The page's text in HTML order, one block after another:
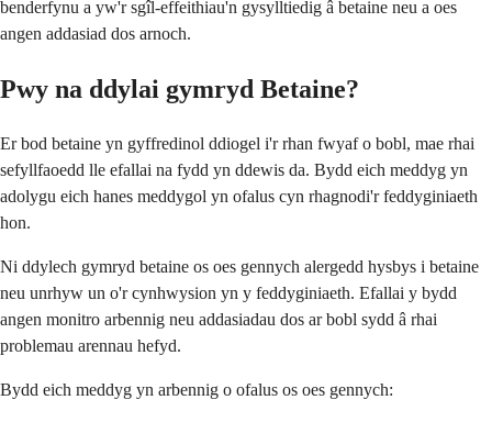
benderfynu a yw'r sgîl-effeithiau'n gysylltiedig â betaine neu a oes
angen addasiad dos arnoch.
Pwy na ddylai gymryd Betaine?
Er bod betaine yn gyffredinol ddiogel i'r rhan fwyaf o bobl, mae rhai
sefyllfaoedd lle efallai na fydd yn ddewis da. Bydd eich meddyg yn
adolygu eich hanes meddygol yn ofalus cyn rhagnodi'r feddyginiaeth
hon.
Ni ddylech gymryd betaine os oes gennych alergedd hysbys i betaine
neu unrhyw un o'r cynhwysion yn y feddyginiaeth. Efallai y bydd
angen monitro arbennig neu addasiadau dos ar bobl sydd â rhai
problemau arennau hefyd.
Bydd eich meddyg yn arbennig o ofalus os oes gennych: